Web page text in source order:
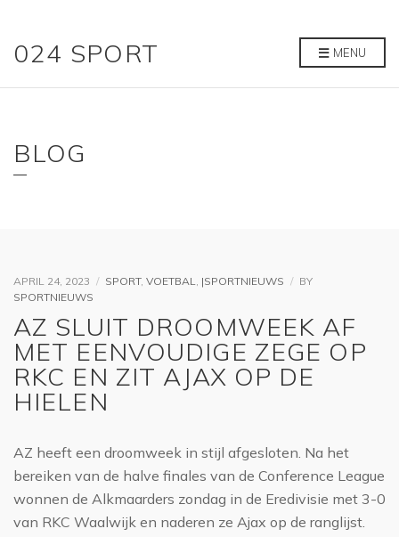
024 SPORT MENU
BLOG
APRIL 24, 2023 SPORT, VOETBAL, |SPORTNIEUWS
BY
SPORTNIEUWS
AZ SLUIT DROOMWEEK AF
MET EENVOUDIGE ZEGE OP
RKC EN ZIT AJAX OP DE
HIELEN
AZ heeft een droomweek in stijl afgesloten. Na het
bereiken van de halve finales van de Conference League
wonnen de Alkmaarders zondag in de Eredivisie met 3-0
van RKC Waalwijk en naderen ze Ajax op de ranglijst.